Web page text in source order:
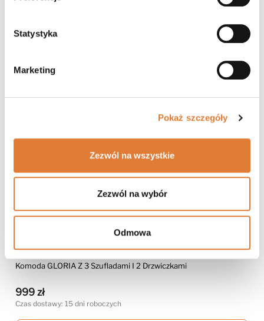
Statystyka
Marketing
Pokaż szczegóły
Zezwól na wszystkie
Zezwól na wybór
Odmowa
Czas dostawy: 15 dni roboczych
favorite_border
Komoda GLORIA Z 3 Szufladami I 2 Drzwiczkami
999 zł
Czas dostawy: 15 dni roboczych